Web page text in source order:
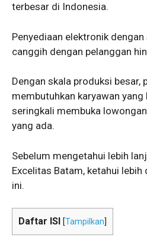
terbesar di Indonesia.
Penyediaan elektronik
canggih dengan pelanggan
Dengan skala produksi besar,
membutuhkan karyawan yang
seringkali membuka
yang ada.
Sebelum mengetahui lebih
Excelitas Batam, ketahui
ini.
Daftar ISI [Tampilkan